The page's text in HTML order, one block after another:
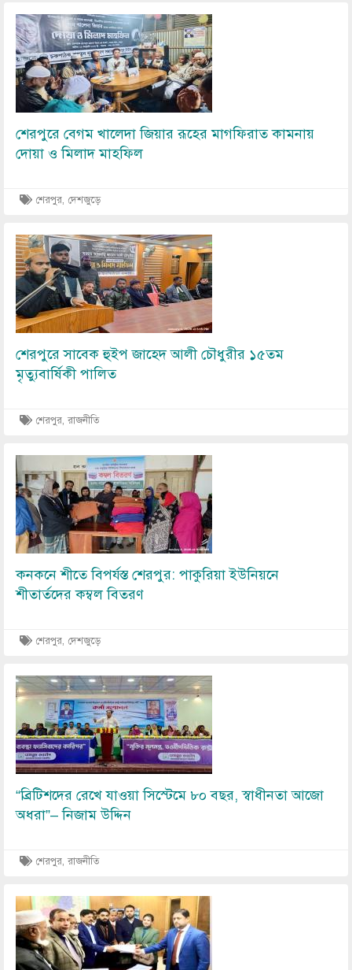
Image
শেরপুরে বেগম খালেদা জিয়ার রূহের মাগফিরাত কামনায়
দোয়া ও মিলাদ মাহফিল
শেরপুর, দেশজুড়ে
Image
শেরপুরে সাবেক হুইপ জাহেদ আলী চৌধুরীর ১৫তম
মৃত্যুবার্ষিকী পালিত
শেরপুর, রাজনীতি
Image
কনকনে শীতে বিপর্যস্ত শেরপুর: পাকুরিয়া ইউনিয়নে
শীতার্তদের কম্বল বিতরণ
শেরপুর, দেশজুড়ে
Image
“ব্রিটিশদের রেখে যাওয়া সিস্টেমে ৮০ বছর, স্বাধীনতা আজো
অধরা”– নিজাম উদ্দিন
শেরপুর, রাজনীতি
Image